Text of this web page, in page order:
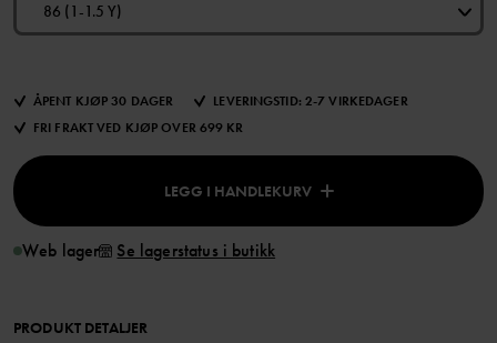
86 (1-1.5 Y)
ÅPENT KJØP 30 DAGER
LEVERINGSTID: 2-7 VIRKEDAGER
FRI FRAKT VED KJØP OVER 699 KR
LEGG I HANDLEKURV
Web lager Se lagerstatus i butikk
PRODUKT DETALJER